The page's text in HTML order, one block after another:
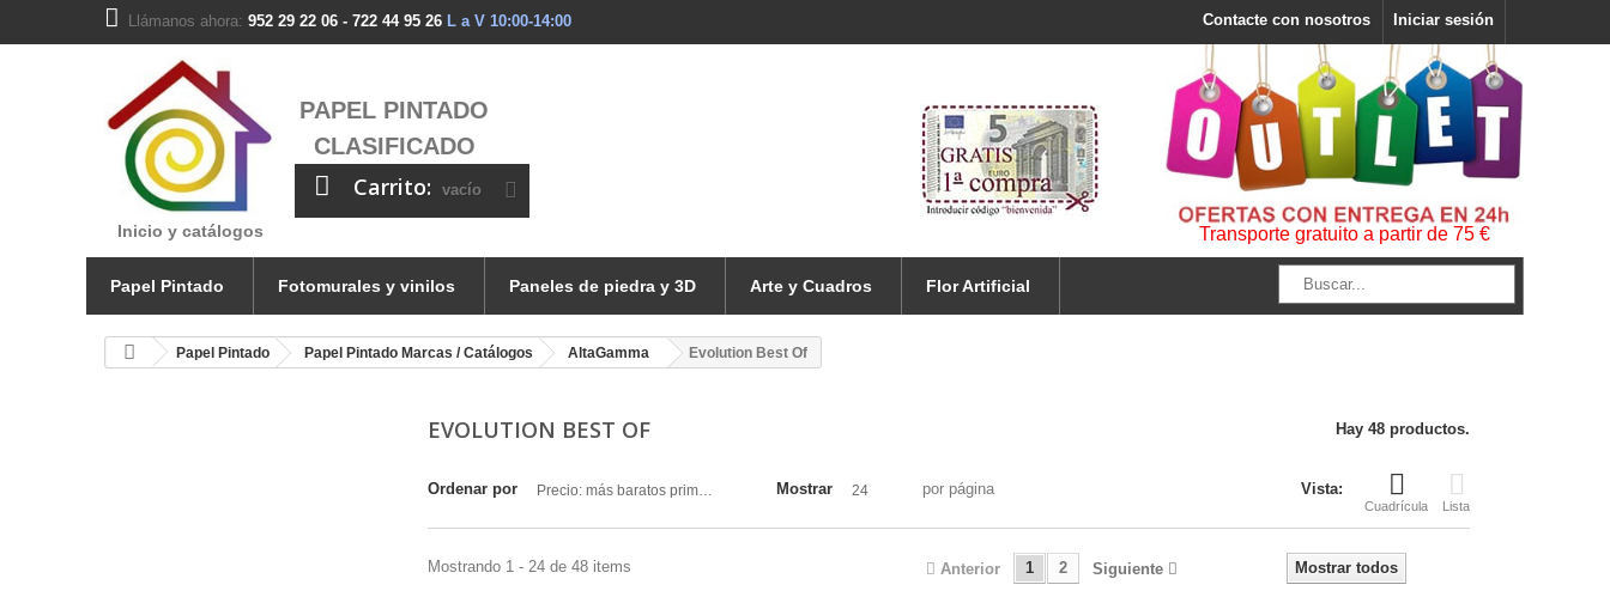
Iniciar sesión
Contacte con nosotros
Llámanos ahora: 952 29 22 06 - 722 44 95 26 L a V 10:00-14:00
Inicio y catálogos
PAPEL PINTADO
CLASIFICADO
Transporte gratuito a partir de 75 €
Carrito: vacío
Papel Pintado Fotomurales y vinilos Paneles de piedra y 3D Arte y Cuadros Flor Artificial
Papel Pintado Papel Pintado Marcas / Catálogos AltaGamma Evolution Best Of
EVOLUTION BEST OF Hay 48 productos.
Vista:
Cuadrícula Lista
Ordenar por Precio: más baratos primero Mostrar 24 por página
Mostrar todos
Anterior 1 2 Siguiente
Mostrando 1 - 24 de 48 items